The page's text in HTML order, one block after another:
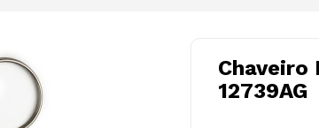
Chaveiro
12739AG